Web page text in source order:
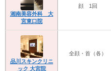
湘南美容外科 大
宮東口院
顔 1回
品川スキンクリニ
ック 大宮院
全顔・首（各）